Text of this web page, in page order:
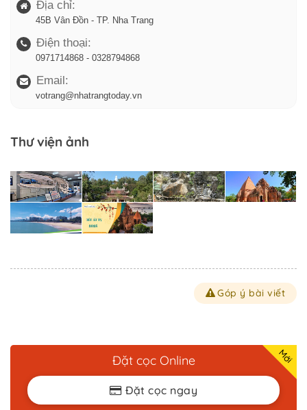
Địa chỉ:
45B Vân Đồn - TP. Nha Trang
Điện thoại:
0971714868 - 0328794868
Email:
votrang@nhatrangtoday.vn
Thư viện ảnh
Góp ý bài viết
Đặt cọc Online
Đặt cọc ngay